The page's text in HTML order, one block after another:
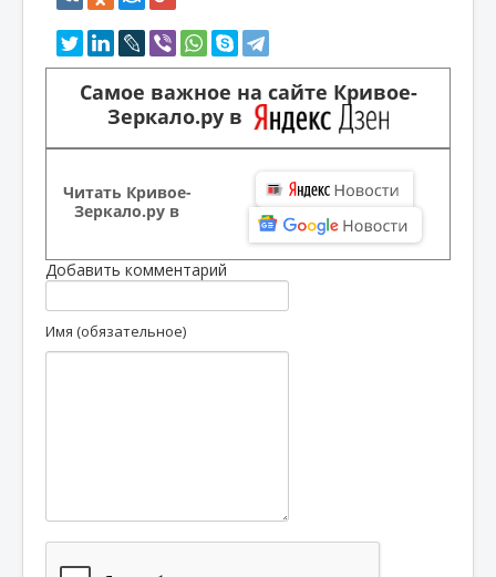
Самое важное на сайте Кривое-
Зеркало.ру в
Читать Кривое-
Зеркало.ру в
Добавить комментарий
Имя (обязательное)